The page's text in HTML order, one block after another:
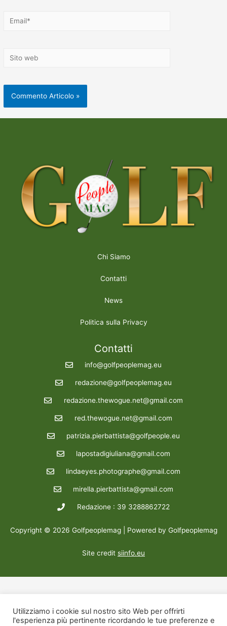
Chi Siamo
Contatti
News
Politica sulla Privacy
Contatti
info@golfpeoplemag.eu
redazione@golfpeoplemag.eu
redazione.thewogue.net@gmail.com
red.thewogue.net@gmail.com
patrizia.pierbattista@golfpeople.eu
lapostadigiuliana@gmail.com
lindaeyes.photographe@gmail.com
mirella.pierbattista@gmail.com
Redazione : 39 3288862722
Copyright © 2026 Golfpeoplemag | Powered by Golfpeoplemag
Site credit siinfo.eu
Utilizziamo i cookie sul nostro sito Web per offrirti
l'esperienza più pertinente ricordando le tue preferenze e